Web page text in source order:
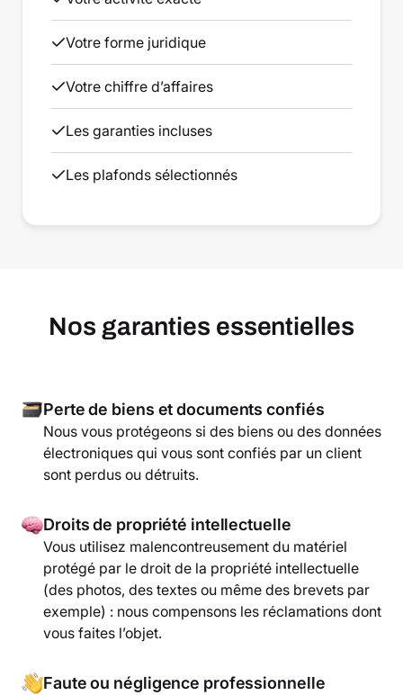
Votre forme juridique
Votre chiffre d’affaires
Les garanties incluses
Les plafonds sélectionnés
Nos garanties essentielles
Perte de biens et documents confiés
Nous vous protégeons si des biens ou des données
électroniques qui vous sont confiés par un client
sont perdus ou détruits.
Droits de propriété intellectuelle
Vous utilisez malencontreusement du matériel
protégé par le droit de la propriété intellectuelle
(des photos, des textes ou même des brevets par
exemple) : nous compensons les réclamations dont
vous faites l’objet.
Faute ou négligence professionnelle